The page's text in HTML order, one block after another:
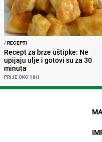
/RECEPTI
Recept za brze uštipke: Ne
upijaju ulje i gotovi su za 30
minuta
PRIJE OKO 18H